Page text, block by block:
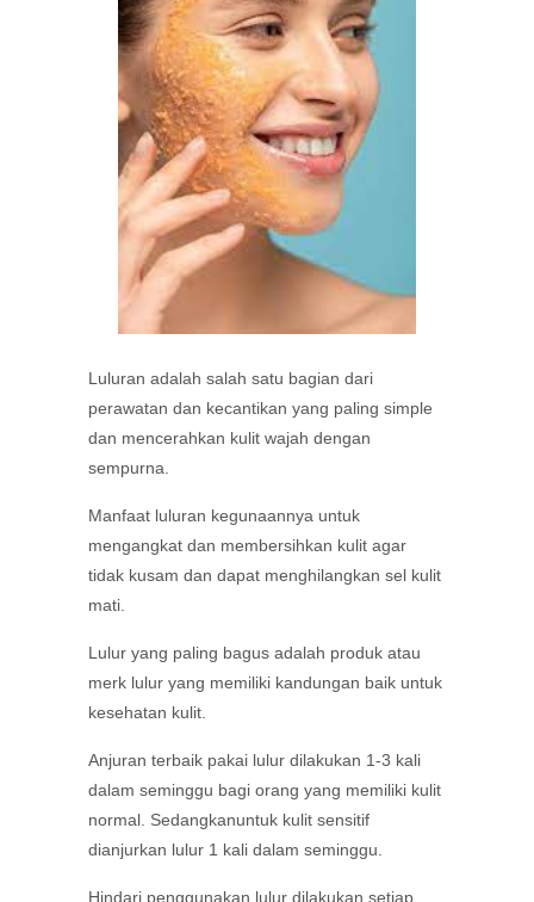
Luluran adalah salah satu bagian dari
perawatan dan kecantikan yang paling simple
dan mencerahkan kulit wajah dengan
sempurna.
Manfaat luluran kegunaannya untuk
mengangkat dan membersihkan kulit agar
tidak kusam dan dapat menghilangkan sel kulit
mati.
Lulur yang paling bagus adalah produk atau
merk lulur yang memiliki kandungan baik untuk
kesehatan kulit.
Anjuran terbaik pakai lulur dilakukan 1-3 kali
dalam seminggu bagi orang yang memiliki kulit
normal. Sedangkanuntuk kulit sensitif
dianjurkan lulur 1 kali dalam seminggu.
Hindari penggunakan lulur dilakukan setiap